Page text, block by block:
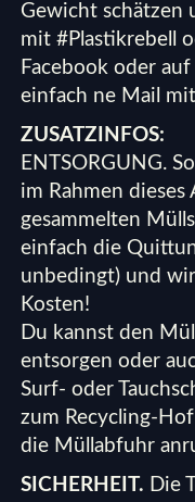
Gewicht schätzen
mit#Plastikrebell
Facebook oder
einfach ne Mail
ZUSATZINFOS:
ENTSORGUNG.
im Rahmen
gesammelten
einfach die
unbedingt) und
Kosten!
Du kannst den
entsorgen oder
Surf- oder
zum Recycling-
die Müllabfuhr
SICHERHEIT. Die